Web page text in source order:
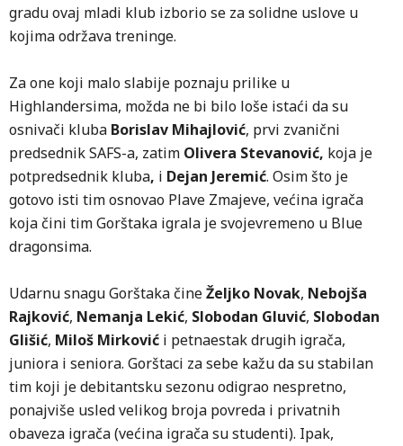
gradu ovaj mladi klub izborio se za solidne uslove u
kojima održava treninge.
Za one koji malo slabije poznaju prilike u
Highlandersima, možda ne bi bilo loše istaći da su
osnivači kluba Borislav Mihajlović, prvi zvanični
predsednik SAFS-a, zatim Olivera Stevanović, koja je
potpredsednik kluba, i Dejan Jeremić. Osim što je
gotovo isti tim osnovao Plave Zmajeve, većina igrača
koja čini tim Gorštaka igrala je svojevremeno u Blue
dragonsima.
Udarnu snagu Gorštaka čineŽeljko Novak, Nebojša
Rajković, Nemanja Lekić, Slobodan Gluvić, Slobodan
Glišić, Miloš Mirković i petnaestak drugih igrača,
juniora i seniora. Gorštaci za sebe kažu da su stabilan
tim koji je debitantsku sezonu odigrao nespretno,
ponajviše usled velikog broja povreda i privatnih
obaveza igrača (većina igrača su studenti). Ipak,